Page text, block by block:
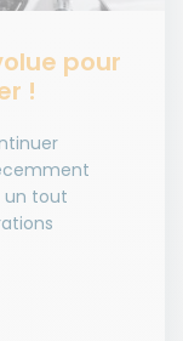
pour
!
un tout